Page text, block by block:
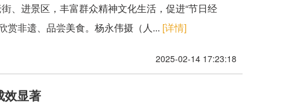
、进景区，丰富群众精神文化生活，促进“节日经
赏非遗、品尝美食。杨永伟摄（人... [详情]
2025-02-14 17:23:18
效显著